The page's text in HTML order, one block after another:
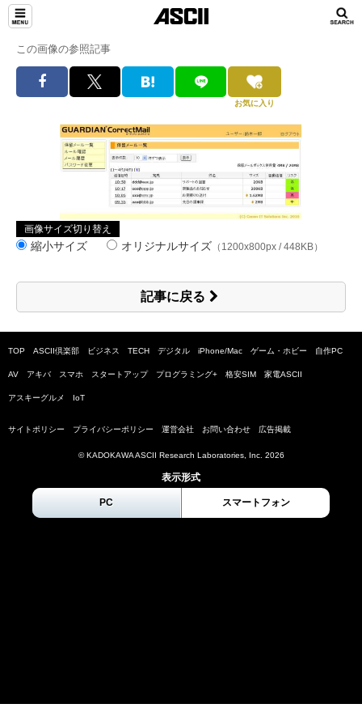
この画像の参照記事
お気に入り
画像サイズ切り替え
縮小サイズ オリジナルサイズ （1200x800px / 448KB）
記事に戻る
TOP ASCII倶楽部 ビジネス TECH デジタル iPhone/Mac ゲーム・ホビー 自作PC
AV アキバ スマホ スタートアップ プログラミング+ 格安SIM 家電ASCII
アスキーグルメ IoT
サイトポリシー プライバシーポリシー 運営会社 お問い合わせ 広告掲載
© KADOKAWA ASCII Research Laboratories, Inc. 2026
表示形式
PC スマートフォン